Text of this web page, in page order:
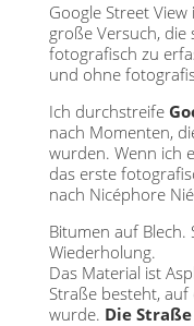
Google Street
große Versuch, die
fotografisch zu
und ohne
Ich durchstreife
nach Momenten,
wurden. Wenn ich
das erste
nach Nicéphore
Bitumen auf Blech.
Wiederholung.
Das Material ist
Straße besteht,
wurde. Die